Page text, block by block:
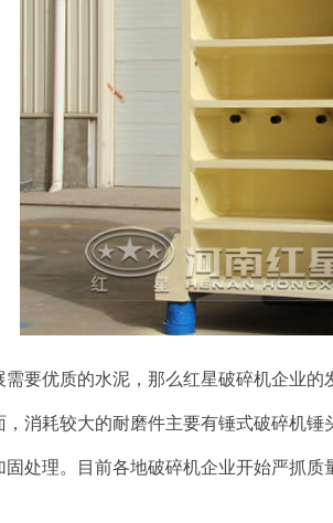
需要优质的水泥，那么红星破碎机企业
，消耗较大的耐磨件主要有锤式破碎机
固处理。目前各地破碎机企业开始严抓